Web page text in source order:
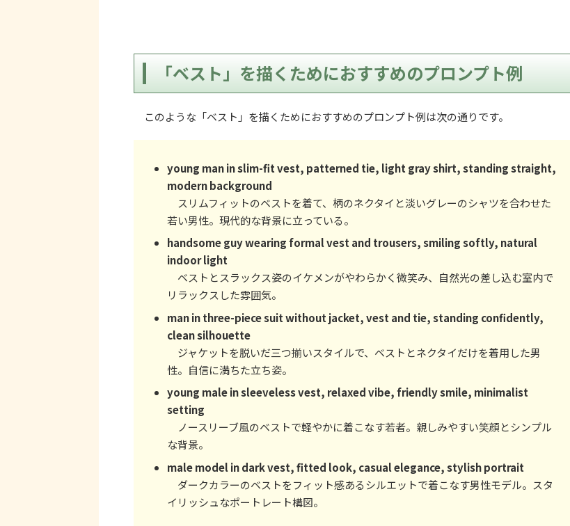
「ベスト」を描くためにおすすめのプロンプト例
このような「ベスト」を描くためにおすすめのプロンプト例は次の通りです。
young man in slim-fit vest, patterned tie, light gray shirt, standing straight,
modern background
スリムフィットのベストを着て、柄のネクタイと淡いグレーのシャツを合わせた
若い男性。現代的な背景に立っている。
handsome guy wearing formal vest and trousers, smiling softly, natural
indoor light
ベストとスラックス姿のイケメンがやわらかく微笑み、自然光の差し込む室内で
リラックスした雰囲気。
man in three-piece suit without jacket, vest and tie, standing confidently,
clean silhouette
ジャケットを脱いだ三つ揃いスタイルで、ベストとネクタイだけを着用した男
性。自信に満ちた立ち姿。
young male in sleeveless vest, relaxed vibe, friendly smile, minimalist
setting
ノースリーブ風のベストで軽やかに着こなす若者。親しみやすい笑顔とシンプル
な背景。
male model in dark vest, fitted look, casual elegance, stylish portrait
ダークカラーのベストをフィット感あるシルエットで着こなす男性モデル。スタ
イリッシュなポートレート構図。